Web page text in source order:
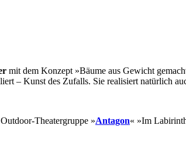
mit dem Konzept »Bäume aus Gewicht
– Kunst des Zufalls. Sie realisiert natürlich
Theatergruppe »Antagon« »Im